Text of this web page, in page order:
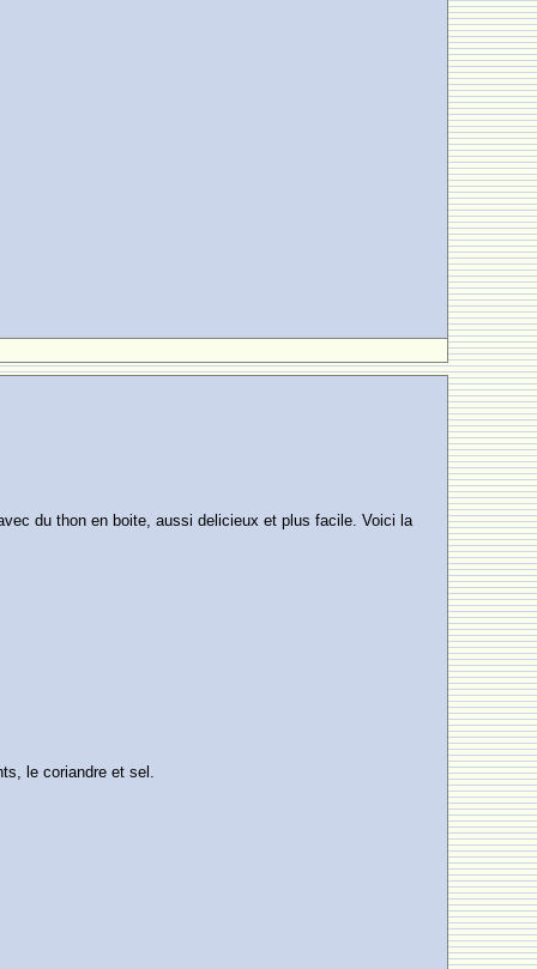
du thon en boite, aussi delicieux et plus facile. Voici la
le coriandre et sel.